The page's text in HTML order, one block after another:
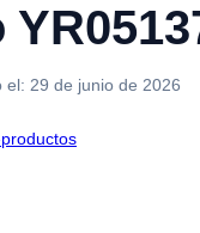
el: 29 de junio de 2026